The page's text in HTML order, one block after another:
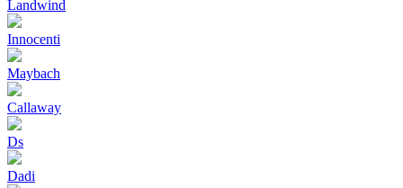
Landwind
Innocenti
Maybach
Callaway
Ds
Dadi